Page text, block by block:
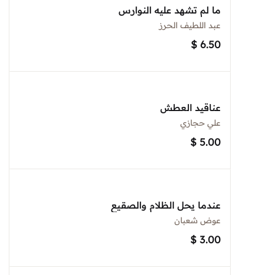
ما لم تشهد عليه النوارس
عبد اللطيف الحرز
$ 6.50
عناقيد العطش
علي حجازي
$ 5.00
عندما يحل الظلام والصقيع
عوض شعبان
$ 3.00